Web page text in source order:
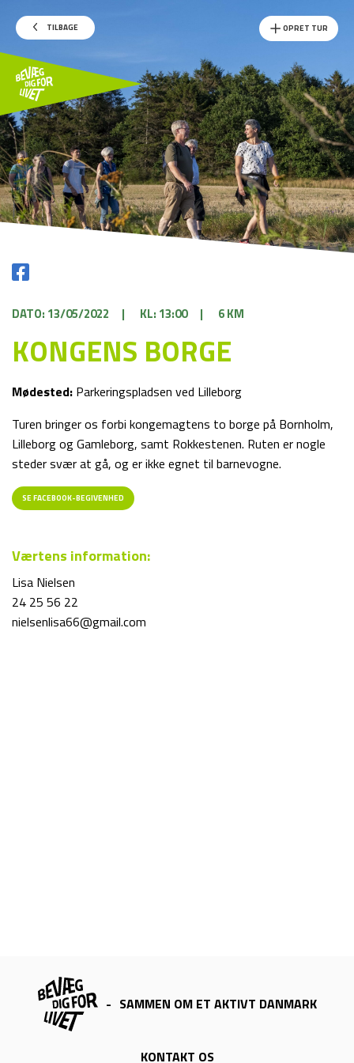
TILBAGE OPRET TUR
DATO: 13/05/2022 | KL: 13:00 | 6 KM
KONGENS BORGE
Mødested: Parkeringspladsen ved Lilleborg
Turen bringer os forbi kongemagtens to borge på Bornholm,
Lilleborg og Gamleborg, samt Rokkestenen. Ruten er nogle
steder svær at gå, og er ikke egnet til barnevogne.
SE FACEBOOK-BEGIVENHED
Værtens information:
Lisa Nielsen
24 25 56 22
nielsenlisa66@gmail.com
- SAMMEN OM ET AKTIVT DANMARK
KONTAKT OS